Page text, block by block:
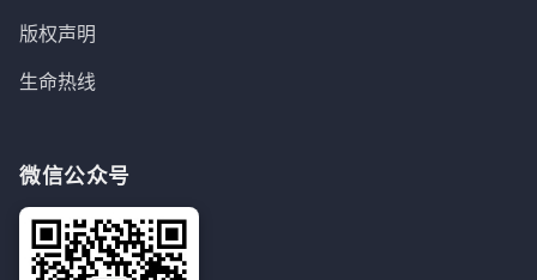
版权声明
生命热线
微信公众号